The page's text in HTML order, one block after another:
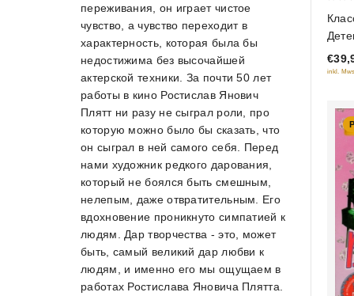
of
5
DVD)
inkl.
переживания, он играет чистое
чувство, а чувство переходит в
характерность, которая была бы
недостижима без высочайшей
актерской техники. За почти 50 лет
работы в кино Ростислав Янович
Плятт ни разу не сыграл роли, про
которую можно было бы сказать, что
он сыграл в ней самого себя. Перед
нами художник редкого дарования,
который не боялся быть смешным,
нелепым, даже отвратительным. Его
вдохновение проникнуто симпатией к
людям. Дар творчества - это, может
быть, самый великий дар любви к
людям, и именно его мы ощущаем в
работах Ростислава Яновича Плятта.